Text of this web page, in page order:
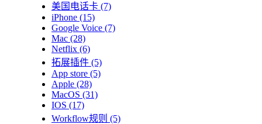
美国电话卡 (7)
iPhone (15)
Google Voice (7)
Mac (28)
Netflix (6)
拓展插件 (5)
App store (5)
Apple (28)
MacOS (31)
IOS (17)
Workflow规则 (5)